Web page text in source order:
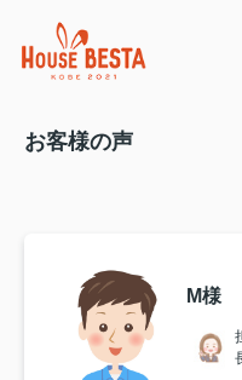
お客様の声
M様